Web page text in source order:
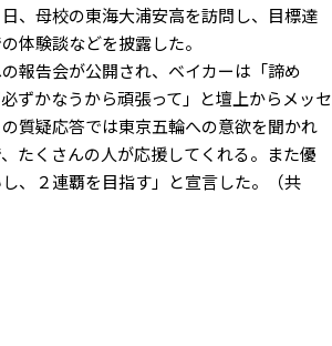
、母校の東海大浦安高を訪問し、目標達
体験談などを披露した。
報告会が公開され、ベイカーは「諦め
ずかなうから頑張って」と壇上からメッセ
質疑応答では東京五輪への意欲を聞かれ
、たくさんの人が応援してくれる。また優
、２連覇を目指す」と宣言した。（共